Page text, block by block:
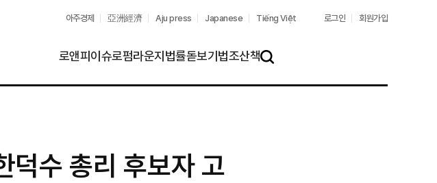
아주경제 亞洲經濟 Aju press Japanese Tiếng Việt 로그인 회원가입
로앤피이슈로펌라운지 법률돋보기 법조산책 검
덕수 총리 후보자 고